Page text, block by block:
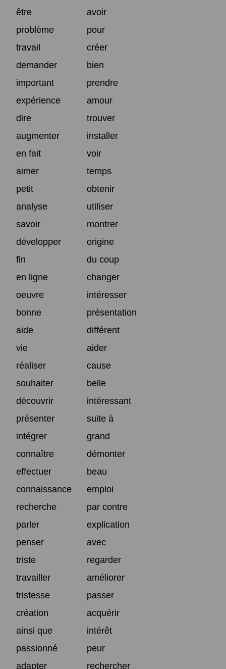
être
avoir
problème
pour
travail
créer
demander
bien
important
prendre
expérience
amour
dire
trouver
augmenter
installer
en fait
voir
aimer
temps
petit
obtenir
analyse
utiliser
savoir
montrer
développer
origine
fin
du coup
en ligne
changer
oeuvre
intéresser
bonne
présentation
aide
différent
vie
aider
réaliser
cause
souhaiter
belle
découvrir
intéressant
présenter
suite à
intégrer
grand
connaître
démonter
effectuer
beau
connaissance
emploi
recherche
par contre
parler
explication
penser
avec
triste
regarder
travailler
améliorer
tristesse
passer
création
acquérir
ainsi que
intérêt
passionné
peur
adapter
rechercher